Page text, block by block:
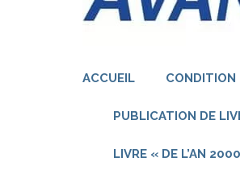
ACCUEIL CONDITION
PUBLICATION DE
LIVRE « DE L’AN